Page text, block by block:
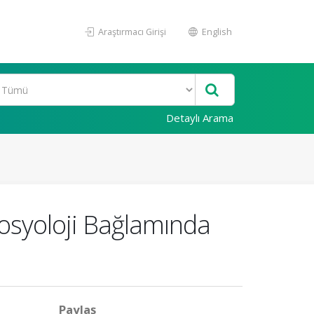
Araştırmacı Girişi English
Detaylı Arama
Bağlamında
Paylaş